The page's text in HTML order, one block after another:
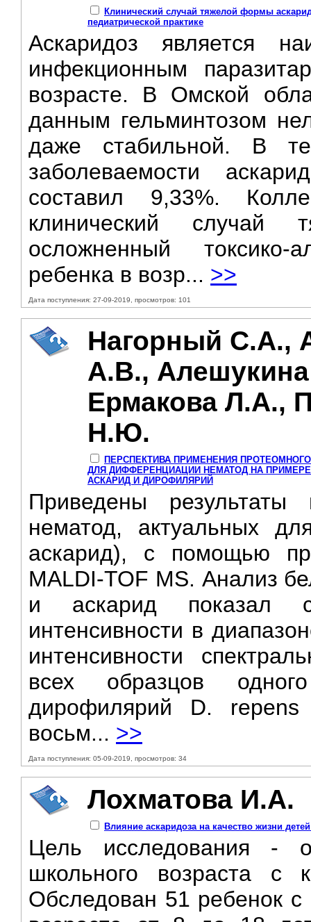
Клинический случай тяжелой формы
педиатрической практике
Аскаридоз является
инфекционным
возрасте. В Омской
данным гельминтозом
даже стабильной. В
заболеваемости
составил 9,33%.
клинический случай
осложненный токсико-
ребенка в возр... >>
Дата поступления: 27-09-2019, просмотров: 101
Нагорный С.А.,
А.В.,
Ермакова Л.А.,
Н.Ю.
ПЕРСПЕКТИВА ПРИМЕНЕНИЯ ПРОТЕОМНОГО
ДЛЯ ДИФФЕРЕНЦИАЦИИ НЕМАТОД НА
АСКАРИД И ДИРОФИЛЯРИЙ
Приведены результаты
нематод, актуальных
аскарид), с помощью
MALDI-TOF MS. Анализ
и аскарид показал
интенсивности в
интенсивности
всех образцов
дирофилярий D.
восьм... >>
Дата поступления: 05-09-2019, просмотров: 34
Лохматова И.А.
Влияние аскаридоза на качество жизни
Цель исследования -
школьного возраста с
Обследован 51 ребенок с